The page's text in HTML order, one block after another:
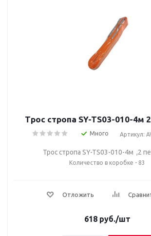
Трос стропа SY-TS03-010-4м
Много Артикул:
Трос стропа SY-TS03-010-4м ,2
Количество в коробке - 83
Отложить
618 руб./шт